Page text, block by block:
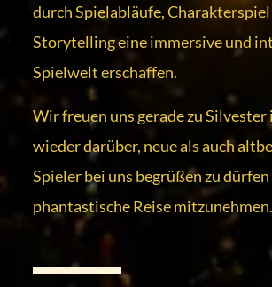
durch Spielabläufe,
Storytelling eine immersive und
Spielwelt erschaffen.
Wir freuen uns gerade zu Silvester
wieder darüber, neue als auch
Spieler bei uns begrüßen zu
phantastische Reise mitzunehmen.